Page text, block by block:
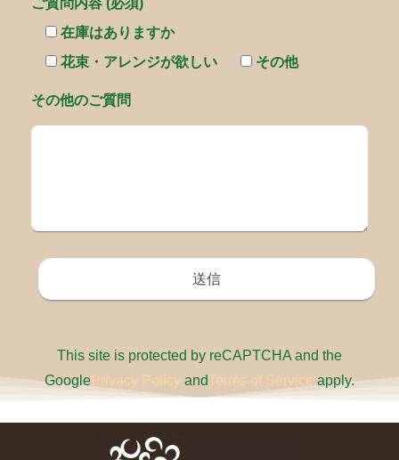
ご質問内容 (必須)
在庫はありますか
花束・アレンジが欲しい
その他
その他のご質問
This site is protected by reCAPTCHA and the
GooglePrivacy Policy andTerms of Service apply.